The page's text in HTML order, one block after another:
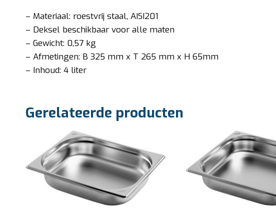
– Materiaal: roestvrij staal, AISI201
– Deksel beschikbaar voor alle maten
– Gewicht: 0,57 kg
– Afmetingen: B 325 mm x T 265 mm x H 65mm
– Inhoud: 4 liter
Gerelateerde producten